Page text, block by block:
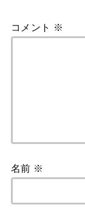
コメント ※
名前 ※